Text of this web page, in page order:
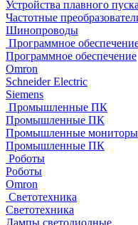
Устройства плавного пуска
Частотные
Шинопроводы
Программное
Программное обеспечение
Omron
Schneider Electric
Siemens
Промышленные ПК
Промышленные ПК
Промышленные мониторы
Промышленные ПК
Роботы
Роботы
Omron
Светотехника
Светотехника
Лампы светодиодные